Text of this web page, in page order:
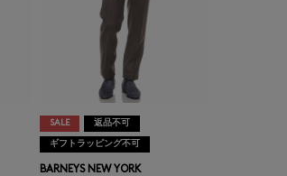
SALE 返品不可
ギフトラッピング不可
BARNEYS NEW YORK